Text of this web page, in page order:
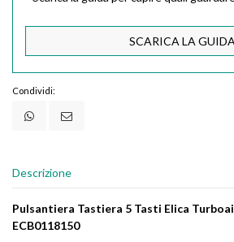
SCARICA LA GUIDA
Condividi:
Descrizione
Pulsantiera Tastiera 5 Tasti Elica
ECB0118150